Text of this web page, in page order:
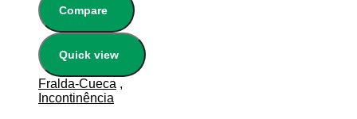
Compare
Quick view
Fralda-Cueca ,
Incontinência